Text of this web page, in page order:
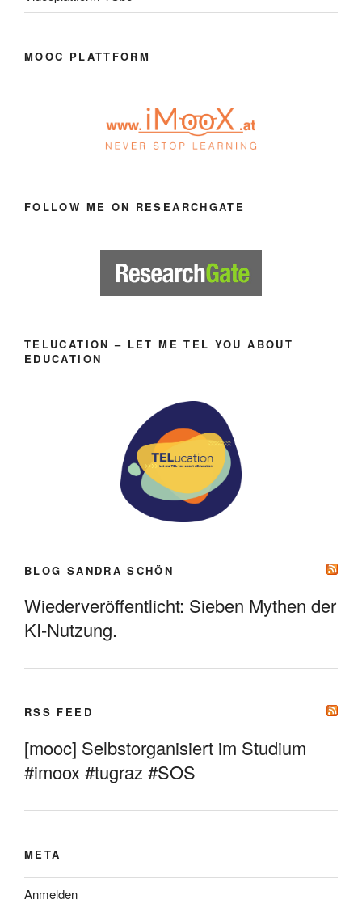
MOOC PLATTFORM
FOLLOW ME ON RESEARCHGATE
TELUCATION – LET ME TEL YOU ABOUT
EDUCATION
BLOG SANDRA SCHÖN
Wiederveröffentlicht: Sieben Mythen der
KI-Nutzung.
RSS FEED
[mooc] Selbstorganisiert im Studium
#imoox #tugraz #SOS
META
Anmelden